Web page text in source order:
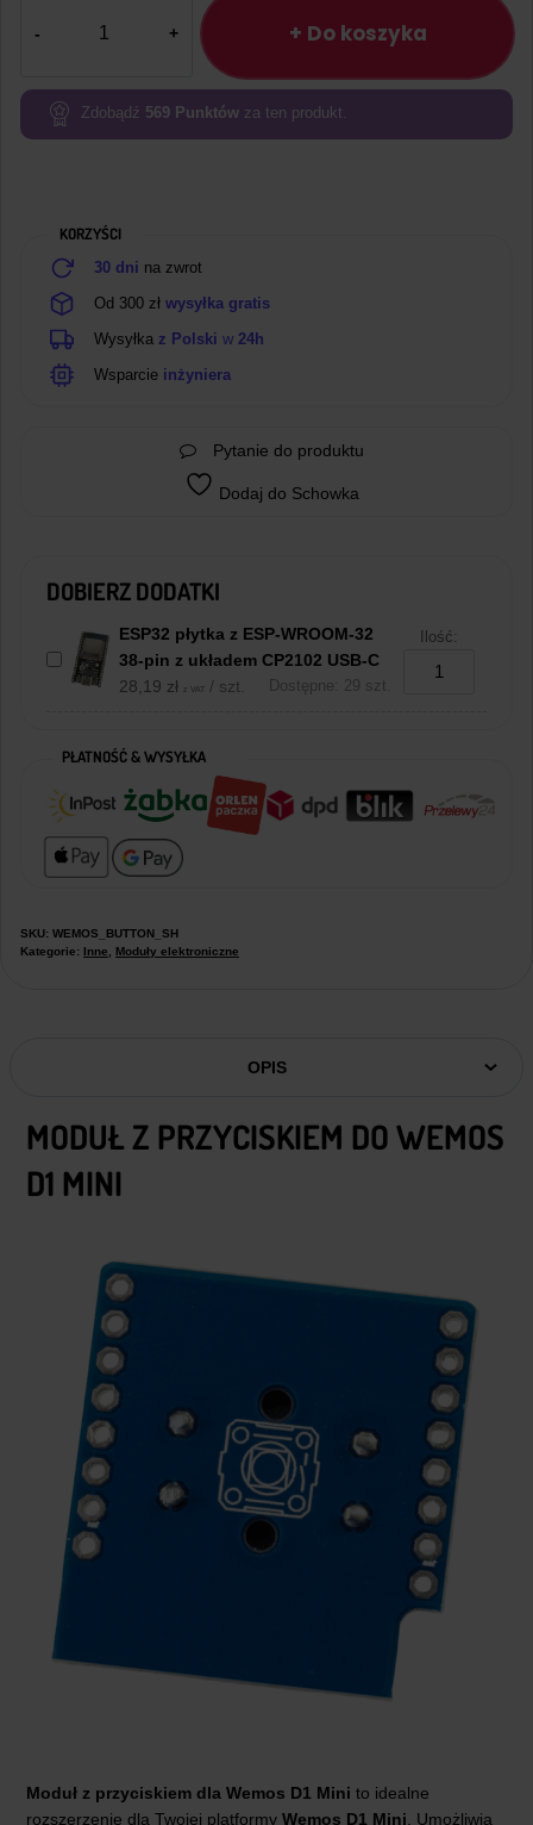
Wemos
+ Do koszyka
Zdobądź 569 Punktów za ten produkt.
KORZYŚCI
30 dni na zwrot
Od 300 zł wysyłka gratis
Wysyłka z Polski w 24h
Wsparcie inżyniera
Pytanie do produktu
Dodaj do Schowka
DOBIERZ DODATKI
ESP32 płytka z ESP-WROOM-32
38-pin z układem CP2102 USB-C
28,19 zł z VAT / szt. Dostępne: 29 szt.
Ilość:
PŁATNOŚĆ & WYSYŁKA
SKU: WEMOS_BUTTON_SH
Kategorie:
Inne, Moduły elektroniczne
OPIS
MODUŁ Z PRZYCISKIEM DO WEMOS
D1 MINI
Moduł z przyciskiem dla Wemos D1 Mini to idealne
rozszerzenie dla Twojej platformy Wemos D1 Mini. Umożliwia